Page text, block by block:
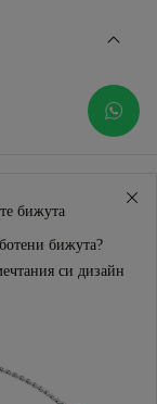
бижута
бижута?
си дизайн